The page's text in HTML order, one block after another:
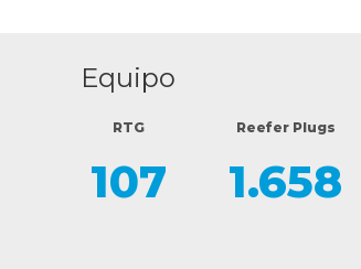
Equipo
RTG
107
Reefer Plugs
1.658